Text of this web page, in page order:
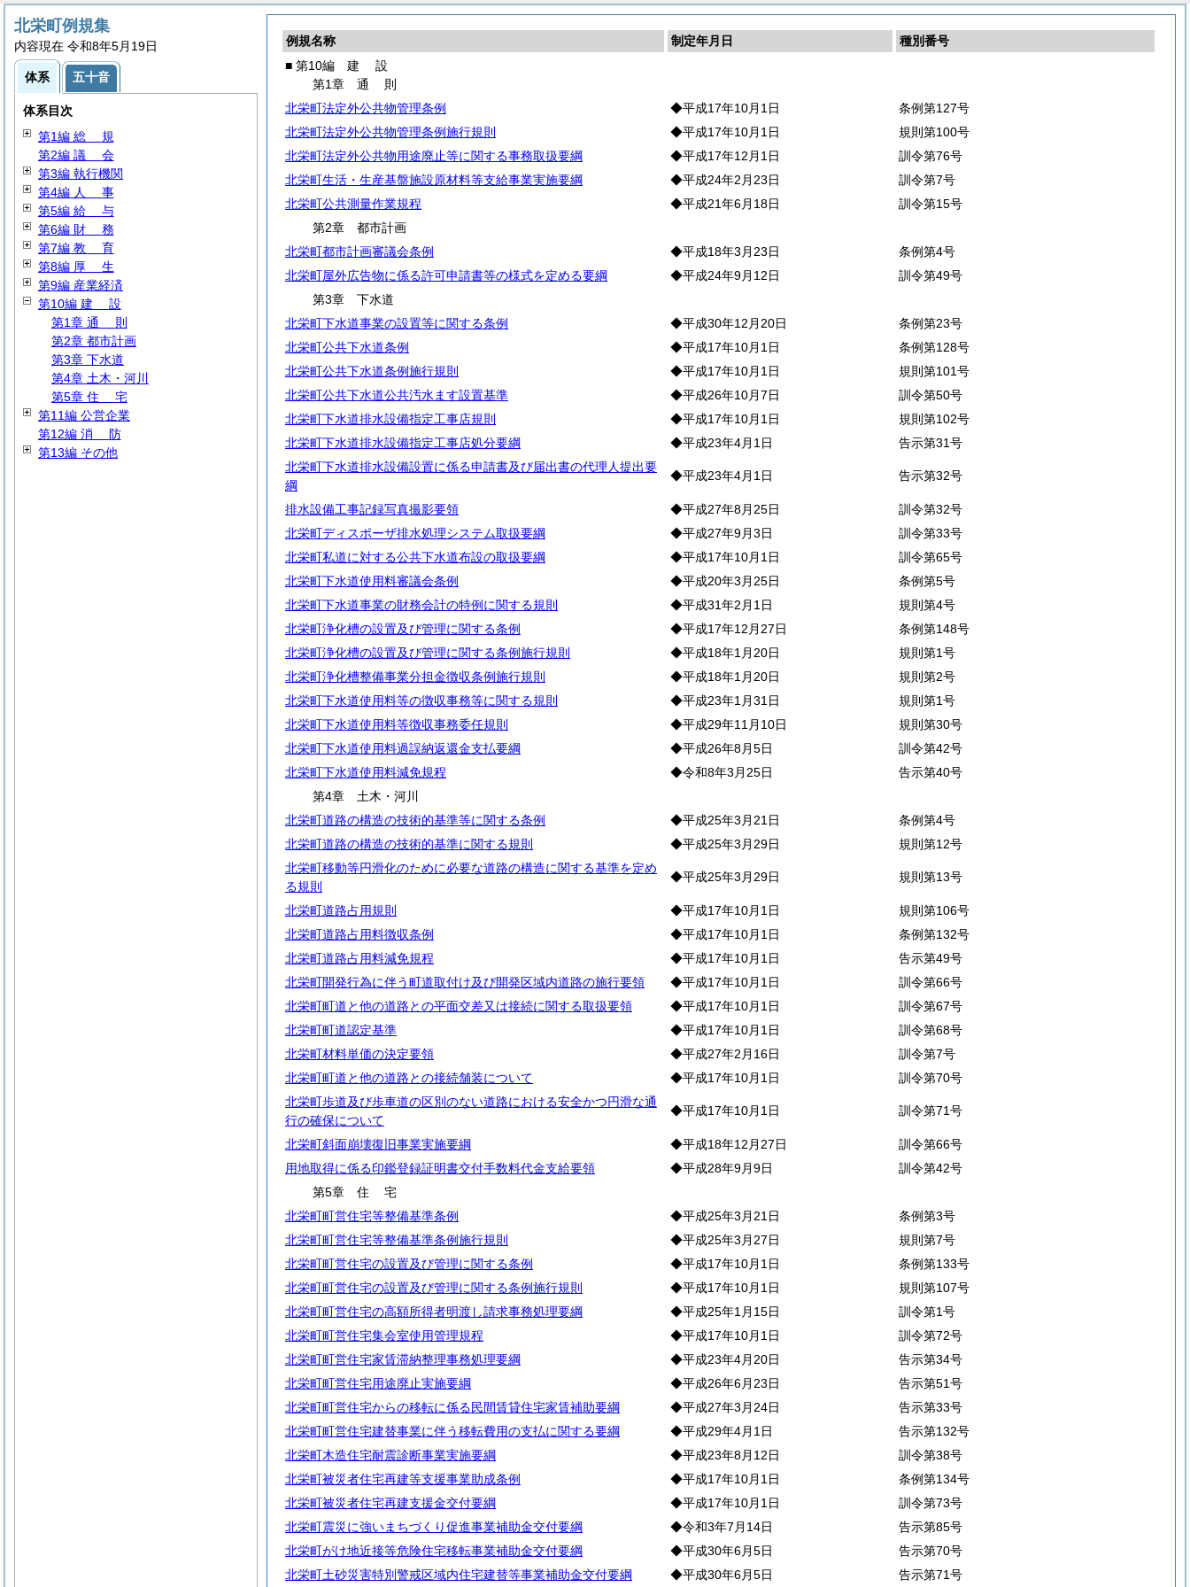
例規名称 制定年月日
種別番号
■ 第10編 建 設
第1章 通 則
北栄町法定外公共物管理条例
◆平成17年10月1日
条例第127号
北栄町法定外公共物管理条例施行規則
◆平成17年10月1日
規則第100号
北栄町法定外公共物用途廃止等に関する事務取扱要綱
◆平成17年12月1日
訓令第76号
北栄町生活・生産基盤施設原材料等支給事業実施要綱
◆平成24年2月23日
訓令第7号
北栄町公共測量作業規程
◆平成21年6月18日
訓令第15号
第2章 都市計画
北栄町都市計画審議会条例
◆平成18年3月23日
条例第4号
北栄町屋外広告物に係る許可申請書等の様式を定める要綱
◆平成24年9月12日
訓令第49号
第3章 下水道
北栄町下水道事業の設置等に関する条例
◆平成30年12月20日
条例第23号
北栄町公共下水道条例
◆平成17年10月1日
条例第128号
北栄町公共下水道条例施行規則
◆平成17年10月1日
規則第101号
北栄町公共下水道公共汚水ます設置基準
◆平成26年10月7日
訓令第50号
北栄町下水道排水設備指定工事店規則
◆平成17年10月1日
規則第102号
北栄町下水道排水設備指定工事店処分要綱
◆平成23年4月1日
告示第31号
北栄町下水道排水設備設置に係る申請書及び届出書の代理人提出要
綱
◆平成23年4月1日 告示第32号
排水設備工事記録写真撮影要領 ◆平成27年8月25日
訓令第32号
北栄町ディスポーザ排水処理システム取扱要綱
◆平成27年9月3日
訓令第33号
北栄町私道に対する公共下水道布設の取扱要綱
◆平成17年10月1日
訓令第65号
北栄町下水道使用料審議会条例
◆平成20年3月25日
条例第5号
北栄町下水道事業の財務会計の特例に関する規則
◆平成31年2月1日
規則第4号
北栄町浄化槽の設置及び管理に関する条例
◆平成17年12月27日
条例第148号
北栄町浄化槽の設置及び管理に関する条例施行規則
◆平成18年1月20日
規則第1号
北栄町浄化槽整備事業分担金徴収条例施行規則
◆平成18年1月20日
規則第2号
北栄町下水道使用料等の徴収事務等に関する規則
◆平成23年1月31日
規則第1号
北栄町下水道使用料等徴収事務委任規則
◆平成29年11月10日
規則第30号
北栄町下水道使用料過誤納返還金支払要綱
◆平成26年8月5日
訓令第42号
北栄町下水道使用料減免規程
◆令和8年3月25日
告示第40号
第4章 土木・河川
北栄町道路の構造の技術的基準等に関する条例
◆平成25年3月21日
条例第4号
北栄町道路の構造の技術的基準に関する規則
◆平成25年3月29日
規則第12号
北栄町移動等円滑化のために必要な道路の構造に関する基準を定め
る規則
◆平成25年3月29日 規則第13号
北栄町道路占用規則 ◆平成17年10月1日
規則第106号
北栄町道路占用料徴収条例
◆平成17年10月1日
条例第132号
北栄町道路占用料減免規程
◆平成17年10月1日
告示第49号
北栄町開発行為に伴う町道取付け及び開発区域内道路の施行要領
◆平成17年10月1日
訓令第66号
北栄町町道と他の道路との平面交差又は接続に関する取扱要領
◆平成17年10月1日
訓令第67号
北栄町町道認定基準
◆平成17年10月1日
訓令第68号
北栄町材料単価の決定要領
◆平成27年2月16日
訓令第7号
北栄町町道と他の道路との接続舗装について
◆平成17年10月1日
訓令第70号
北栄町歩道及び歩車道の区別のない道路における安全かつ円滑な通
行の確保について
◆平成17年10月1日 訓令第71号
北栄町斜面崩壊復旧事業実施要綱 ◆平成18年12月27日
訓令第66号
用地取得に係る印鑑登録証明書交付手数料代金支給要領
◆平成28年9月9日
訓令第42号
第5章 住宅
北栄町町営住宅等整備基準条例
◆平成25年3月21日
条例第3号
北栄町町営住宅等整備基準条例施行規則
◆平成25年3月27日
規則第7号
北栄町町営住宅の設置及び管理に関する条例
◆平成17年10月1日
条例第133号
北栄町町営住宅の設置及び管理に関する条例施行規則
◆平成17年10月1日
規則第107号
北栄町町営住宅の高額所得者明渡し請求事務処理要綱
◆平成25年1月15日
訓令第1号
北栄町町営住宅集会室使用管理規程
◆平成17年10月1日
訓令第72号
北栄町町営住宅家賃滞納整理事務処理要綱
◆平成23年4月20日
告示第34号
北栄町町営住宅用途廃止実施要綱
◆平成26年6月23日
告示第51号
北栄町町営住宅からの移転に係る民間賃貸住宅家賃補助要綱
◆平成27年3月24日
告示第33号
北栄町町営住宅建替事業に伴う移転費用の支払に関する要綱
◆平成29年4月1日
告示第132号
北栄町木造住宅耐震診断事業実施要綱
◆平成23年8月12日
訓令第38号
北栄町被災者住宅再建等支援事業助成条例
◆平成17年10月1日
条例第134号
北栄町被災者住宅再建支援金交付要綱
◆平成17年10月1日
訓令第73号
北栄町震災に強いまちづくり促進事業補助金交付要綱
◆令和3年7月14日
告示第85号
北栄町がけ地近接等危険住宅移転事業補助金交付要綱
◆平成30年6月5日
告示第70号
北栄町土砂災害特別警戒区域内住宅建替等事業補助金交付要綱
◆平成30年6月5日 告示第71号
北栄町例規集
内容現在 令和8年5月19日
体系 五十音
体系目次
第1編 総 規
第2編 議 会
第3編 執行機関
第4編 人 事
第5編 給 与
第6編 財 務
第7編 教 育
第8編 厚 生
第9編 産業経済
第10編 建 設
第1章 通 則
第2章 都市計画
第3章 下水道
第4章 土木・河川
第5章 住 宅
第11編 公営企業
第12編 消 防
第13編 その他